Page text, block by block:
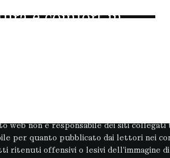
e comfort in
web non è responsabile dei siti
per quanto pubblicato dai lettori nei
ritenuti offensivi o lesivi dell’immagine